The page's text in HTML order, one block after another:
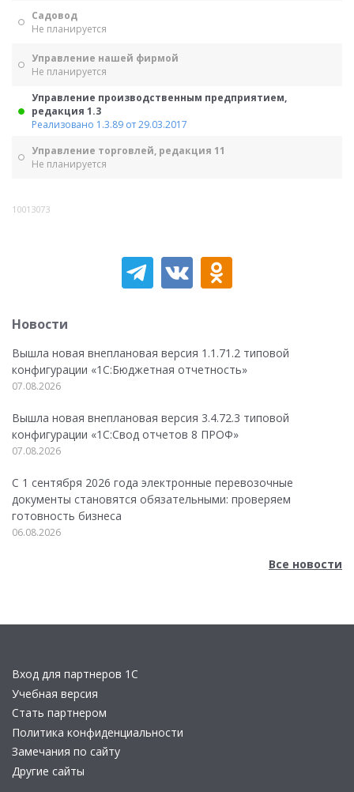
Садовод
Не планируется
Управление нашей фирмой
Не планируется
Управление производственным предприятием,
редакция 1.3
Реализовано 1.3.89 от 29.03.2017
Управление торговлей, редакция 11
Не планируется
10013073
Новости
Вышла новая внеплановая версия 1.1.71.2 типовой
конфигурации «1C:Бюджетная отчетность»
07.08.2026
Вышла новая внеплановая версия 3.4.72.3 типовой
конфигурации «1C:Свод отчетов 8 ПРОФ»
07.08.2026
С 1 сентября 2026 года электронные перевозочные
документы становятся обязательными: проверяем
готовность бизнеса
06.08.2026
Все новости
Вход для партнеров 1С
Учебная версия
Стать партнером
Политика конфиденциальности
Замечания по сайту
Другие сайты